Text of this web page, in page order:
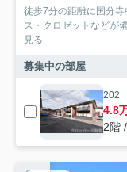
徒歩7分の距離に国分
ス・クロゼットなどが
見る
募集中の部屋
202
4.8
2階